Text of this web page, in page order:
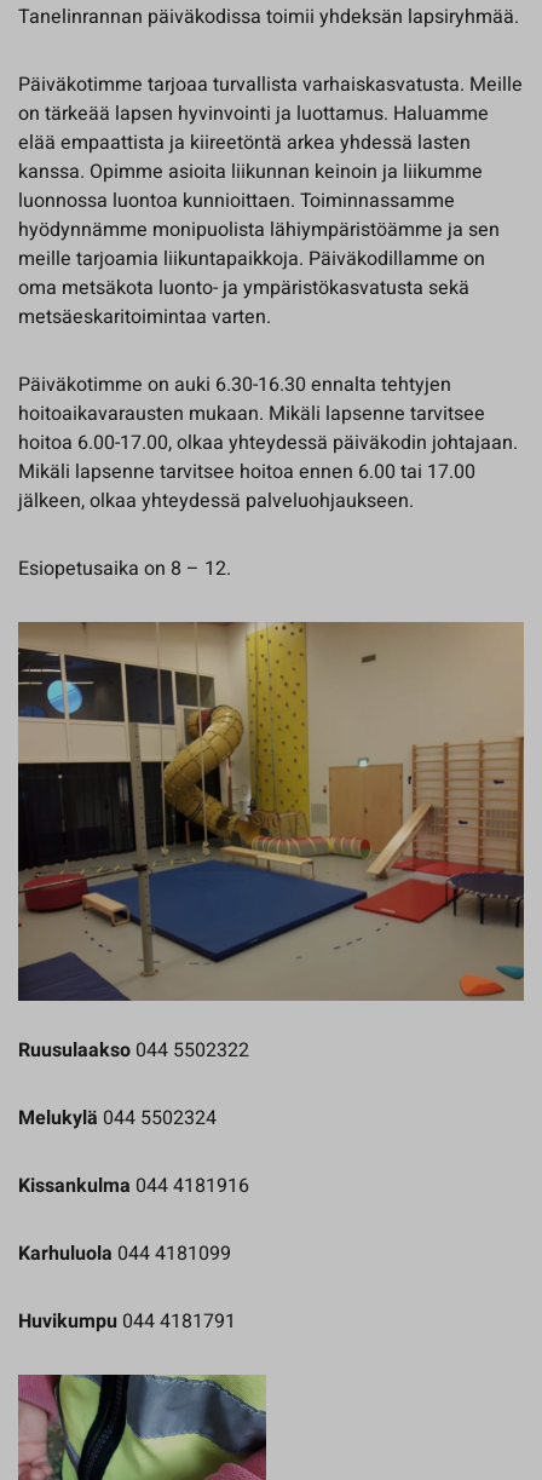
Tanelinrannan päiväkodissa toimii yhdeksän lapsiryhmää.
Päiväkotimme tarjoaa turvallista varhaiskasvatusta. Meille
on tärkeää lapsen hyvinvointi ja luottamus. Haluamme
elää empaattista ja kiireetöntä arkea yhdessä lasten
kanssa. Opimme asioita liikunnan keinoin ja liikumme
luonnossa luontoa kunnioittaen. Toiminnassamme
hyödynnämme monipuolista lähiympäristöämme ja sen
meille tarjoamia liikuntapaikkoja. Päiväkodillamme on
oma metsäkota luonto- ja ympäristökasvatusta sekä
metsäeskaritoimintaa varten.
Päiväkotimme on auki 6.30-16.30 ennalta tehtyjen
hoitoaikavarausten mukaan. Mikäli lapsenne tarvitsee
hoitoa 6.00-17.00, olkaa yhteydessä päiväkodin johtajaan.
Mikäli lapsenne tarvitsee hoitoa ennen 6.00 tai 17.00
jälkeen, olkaa yhteydessä palveluohjaukseen.
Esiopetusaika on 8 – 12.
Ruusulaakso 044 5502322
Melukylä 044 5502324
Kissankulma 044 4181916
Karhuluola 044 4181099
Huvikumpu 044 4181791